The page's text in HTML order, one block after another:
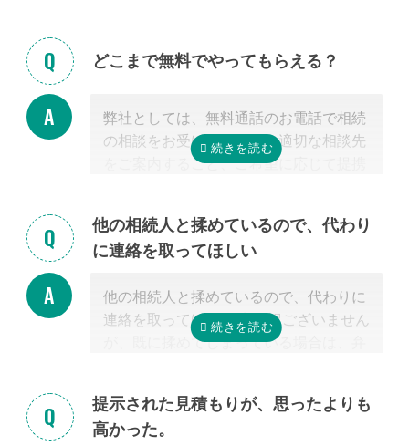
どこまで無料でやってもらえる？
弊社としては、無料通話のお電話で相続
の相談をお受けすること、適切な相談先
をご案内すること、ご希望に応じて提携
ています。
またご紹介した専門家については、面談
続手続きを明らかにすること、それに対
するお見積りを提示するところまでは無
料で行っています。
クしてほしい」といったご相談は、専門
家の能力を使った実務に当たるため、無
料面談の対象外です。詳しくは専門スタ
他の相続人と揉めているので、代わり
に連絡を取ってほしい
他の相続人と揉めているので、代わりに
連絡を取ってほしい 申し訳ございません
が、既に揉めてしまっている場合は、弁
に相談可能な弁護士が掲載されています
ので、お客様から弁護士事務所に直接ご
提示された見積もりが、思ったよりも
高かった。